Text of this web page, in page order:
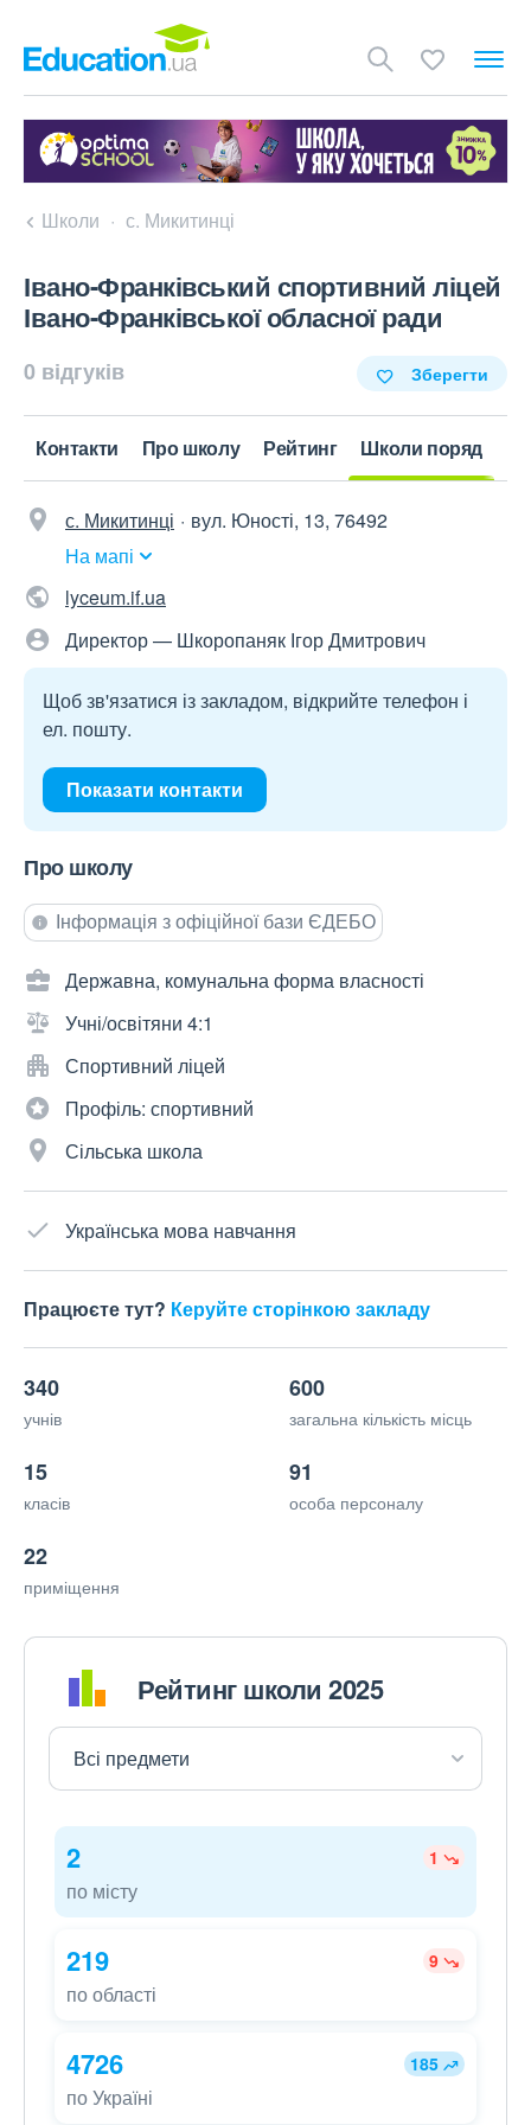
Школи с. Микитинці
Івано-Франківський спортивний ліцей
Івано-Франківської обласної ради
0 відгуків Зберегти
Контакти Про школу Рейтинг Школи поряд
с. Микитинці
вул. Юності, 13, 76492
На мапі
lyceum.if.ua
Директор — Шкоропаняк Ігор Дмитрович
Щоб зв'язатися із закладом, відкрийте телефон і
ел. пошту.
Показати контакти
Про школу
Інформація з офіційної бази ЄДЕБО
Державна, комунальна форма власності
Учні/освітяни 4:1
Спортивний ліцей
Профіль: спортивний
Сільська школа
Українська мова навчання
Працюєте тут? Керуйте сторінкою закладу
340
учнів
600
загальна кількість місць
15
класів
91
особа персоналу
22
приміщення
Рейтинг школи 2025
2 1
по місту
219 9
по області
4726 185
по Україні